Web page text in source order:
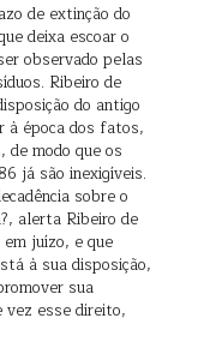
de extinção do
deixa escoar o
observado pelas
Ribeiro de
do antigo
à época dos fatos,
de modo que os
já são inexigíveis.
sobre o
alerta Ribeiro de
juízo, e que
à sua disposição,
sua
vez esse direito,